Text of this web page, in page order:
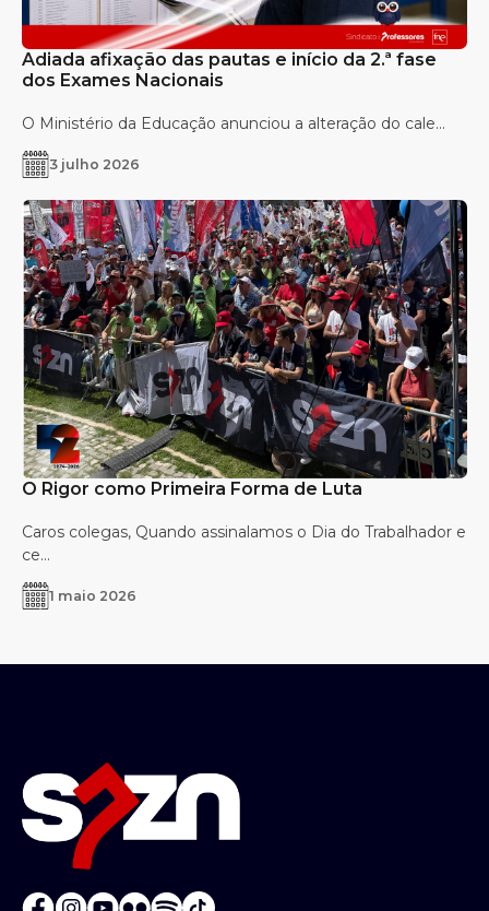
Adiada afixação das pautas e início da 2.ª fase
dos Exames Nacionais
O Ministério da Educação anunciou a alteração do cale...
3 julho 2026
O Rigor como Primeira Forma de Luta
Caros colegas, Quando assinalamos o Dia do Trabalhador e
ce...
1 maio 2026